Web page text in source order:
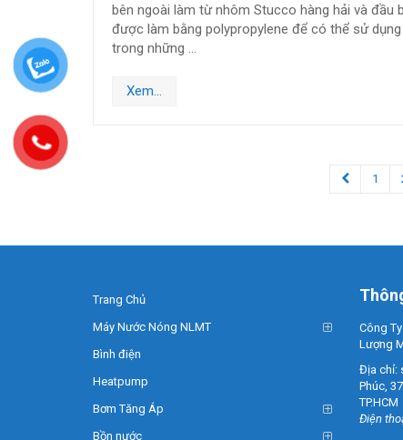
bên ngoài làm từ nhôm Stucco hàng hải và đầu
được làm bằng polypropylene để có thể sử
trong những …
Xem...
1
Trang Chủ
Máy Nước Nóng NLMT
Bình điện
Heatpump
Bơm Tăng Áp
Bồn nước
Công
Lượng
Địa chỉ:
Phúc,
TP.HCM
Điện